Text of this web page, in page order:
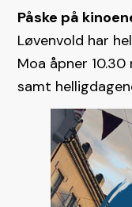
Påske på
Løvenvold har
Moa åpner
samt